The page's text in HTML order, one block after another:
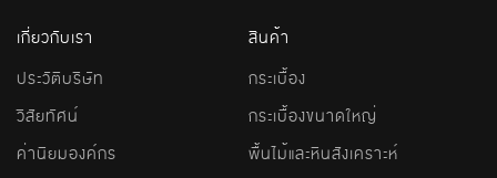
เกี่ยวกับเรา
ประวัติบริษัท
วิสัยทัศน์
ค่านิยมองค์กร
สินค้า
กระเบื้อง
กระเบื้องขนาดใหญ่
พื้นไม้และหินสังเคราะห์